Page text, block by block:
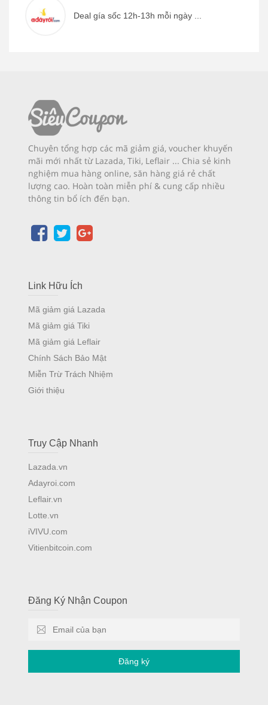
Deal gía sốc 12h-13h mỗi ngày ...
Chuyên tổng hợp các mã giảm giá, voucher khuyến
mãi mới nhất từ Lazada, Tiki, Leflair ... Chia sẻ kinh
nghiệm mua hàng online, săn hàng giá rẻ chất
lượng cao. Hoàn toàn miễn phí & cung cấp nhiều
thông tin bổ ích đến bạn.
Link Hữu Ích
Mã giảm giá Lazada
Mã giảm giá Tiki
Mã giảm giá Leflair
Chính Sách Bảo Mật
Miễn Trừ Trách Nhiệm
Giới thiệu
Truy Cập Nhanh
Lazada.vn
Adayroi.com
Leflair.vn
Lotte.vn
iVIVU.com
Vitienbitcoin.com
Đăng Ký Nhận Coupon
Đăng ký